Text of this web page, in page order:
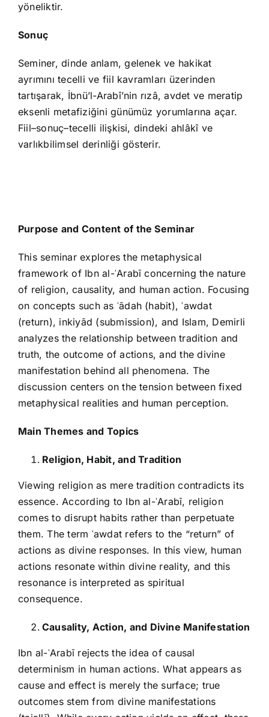
yöneliktir.
Sonuç
Seminer, dinde anlam, gelenek ve hakikat
ayrımını tecelli ve fiil kavramları üzerinden
tartışarak, İbnü’l-Arabî’nin rızâ, avdet ve meratip
eksenli metafiziğini günümüz yorumlarına açar.
Fiil–sonuç–tecelli ilişkisi, dindeki ahlâkî ve
varlıkbilimsel derinliği gösterir.
Purpose and Content of the Seminar
This seminar explores the metaphysical
framework of Ibn al-ʿArabī concerning the nature
of religion, causality, and human action. Focusing
on concepts such as ʿādah (habit), ʿawdat
(return), inkiyād (submission), and Islam, Demirli
analyzes the relationship between tradition and
truth, the outcome of actions, and the divine
manifestation behind all phenomena. The
discussion centers on the tension between fixed
metaphysical realities and human perception.
Main Themes and Topics
Religion, Habit, and Tradition
Viewing religion as mere tradition contradicts its
essence. According to Ibn al-ʿArabī, religion
comes to disrupt habits rather than perpetuate
them. The term ʿawdat refers to the “return” of
actions as divine responses. In this view, human
actions resonate within divine reality, and this
resonance is interpreted as spiritual
consequence.
Causality, Action, and Divine Manifestation
Ibn al-ʿArabī rejects the idea of causal
determinism in human actions. What appears as
cause and effect is merely the surface; true
outcomes stem from divine manifestations